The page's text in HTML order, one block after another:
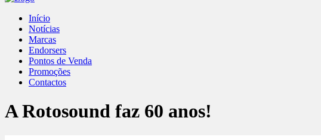
Início
Notícias
Marcas
Endorsers
Pontos de Venda
Promoções
Contactos
A Rotosound faz 60 anos!